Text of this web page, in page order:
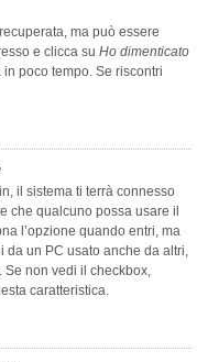
ma può essere
e clicca su Ho dimenticato
poco tempo. Se riscontri
il sistema ti terrà connesso
che qualcuno possa usare il
l’opzione quando entri, ma
da un PC usato anche da altri,
Se non vedi il checkbox,
caratteristica.